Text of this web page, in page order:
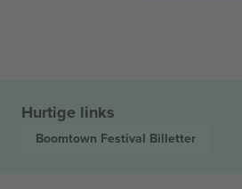
Hurtige links
Boomtown Festival Billetter